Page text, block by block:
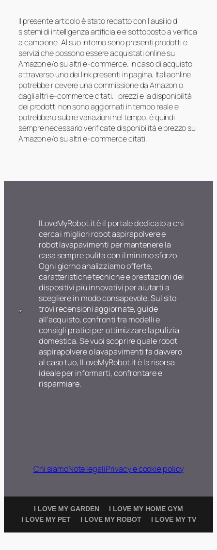
Il presente articolo è stato redatto con l’ausilio di
sistemi di intelligenza artificiale e sottoposto a verifica
a campione. Al suo interno sono presenti prodotti e
servizi che possono essere acquistati online su
Amazon e/o su altri e-commerce. In caso di acquisto
attraverso uno dei link presenti in pagina, Italiaonline
potrebbe ricevere una commissione da Amazon o
dagli altri e-commerce citati. I prezzi e la disponibilità
dei prodotti non sono aggiornati in tempo reale e
potrebbero subire variazioni nel tempo: è quindi
sempre necessario verificate disponibilità e prezzo su
Amazon e/o su altri e-commerce citati.
ILoveMyRobot.it è il portale dedicato a chi
cerca i migliori robot aspirapolvere e
robot lavapavimenti per mantenere la
casa sempre pulita con il minimo sforzo.
Ogni giorno analizziamo offerte,
caratteristiche tecniche e prestazioni dei
dispositivi più innovativi per aiutarti a
scegliere in modo consapevole. Sul sito
trovi recensioni aggiornate, guide
all’acquisto, confronti tra modelli e
consigli pratici per ottimizzare la pulizia
domestica. Se vuoi scoprire quale robot
aspirapolvere o lavapavimenti fa davvero
al caso tuo, ILoveMyRobot.it è la risorsa
ideale per informarti, confrontare e
risparmiare.
Chi siamoNote legaliPrivacy e cookie policy
I LOVE MY GARDEN
I LOVE MY HOME GYM
I LOVE MY PET
I LOVE MY ROBOT I LOVE MY TV